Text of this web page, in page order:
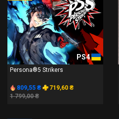
PS4
Persona®5 Strikers
809,55 ₴
719,60 ₴
1 799,00 ₴